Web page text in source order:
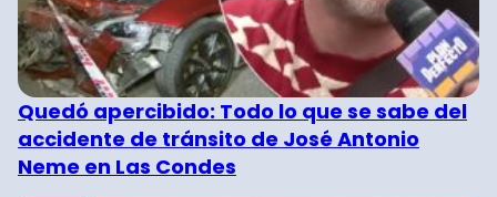
Quedó apercibido: Todo lo que se sabe del
accidente de tránsito de José Antonio
Neme en Las Condes